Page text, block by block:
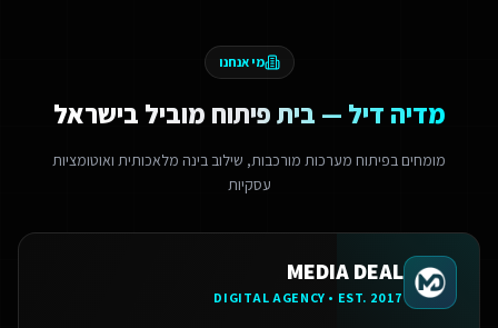
מי אנחנו
מדיה דיל — בית פיתוח מוביל בישראל
מומחים בפיתוח מערכות מורכבות, שילוב בינה מלאכותית ואוטומציות
עסקיות
MEDIA DEAL
DIGITAL AGENCY • EST. 2017